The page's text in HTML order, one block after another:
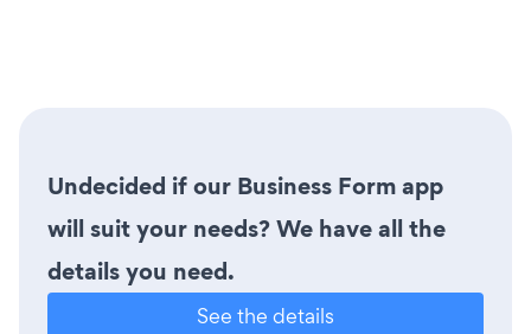
Undecided if our Business Form app
will suit your needs? We have all the
details you need.
See the details